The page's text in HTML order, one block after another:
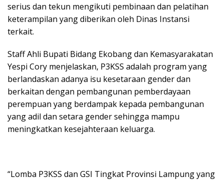
serius dan tekun mengikuti pembinaan dan pelatihan
keterampilan yang diberikan oleh Dinas Instansi
terkait.
Staff Ahli Bupati Bidang Ekobang dan Kemasyarakatan
Yespi Cory menjelaskan, P3KSS adalah program yang
berlandaskan adanya isu kesetaraan gender dan
berkaitan dengan pembangunan pemberdayaan
perempuan yang berdampak kepada pembangunan
yang adil dan setara gender sehingga mampu
meningkatkan kesejahteraan keluarga.
“Lomba P3KSS dan GSI Tingkat Provinsi Lampung yang